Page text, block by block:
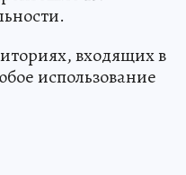
входящих в
использование